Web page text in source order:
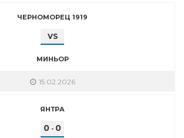
ЧЕРНОМОРЕЦ 1919
VS
МИНЬОР
15.02.2026
ЯНТРА
0 - 0